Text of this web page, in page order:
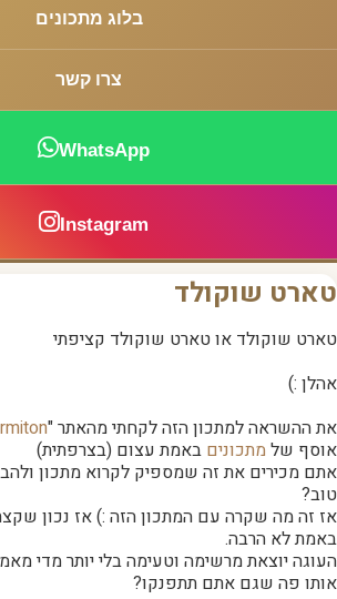
בלוג מתכונים
צרו קשר
WhatsApp
Instagram
טארט שוקולד
טארט שוקולד או טארט שוקולד קציפתי
אהלן :)
את ההשראה למתכון הזה לקחתי מהאתר "
אוסף של מתכונים באמת עצום (בצרפתית)
אתם מכירים את זה שמספיק לקרוא מתכון
טוב?
אז זה מה שקרה עם המתכון הזה :) אז נכון
באמת לא הרבה.
העוגה יוצאת מרשימה וטעימה בלי יותר מדי
אותו פה שגם אתם תתפנקו?